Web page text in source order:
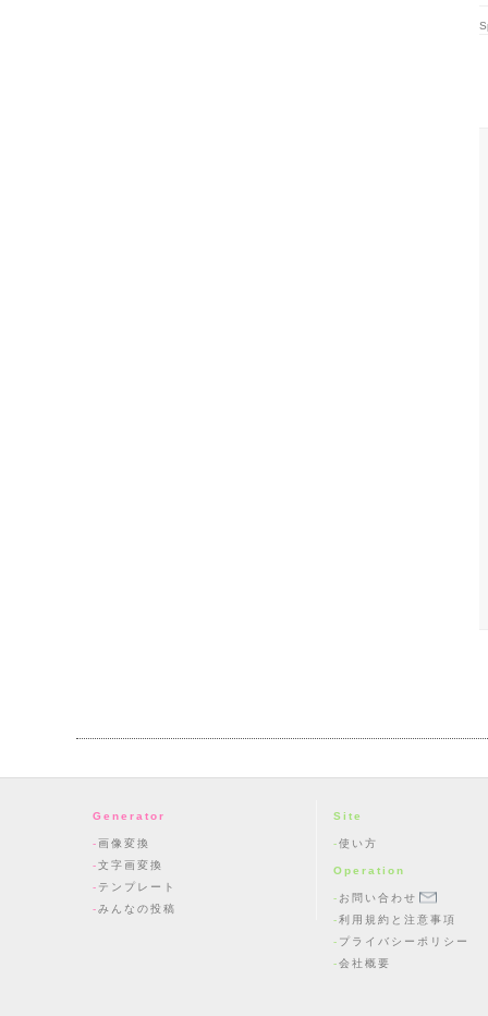
Generator
画像変換
文字画変換
テンプレート
みんなの投稿
Site
使い方
Operation
お問い合わせ
利用規約と注意事項
プライバシーポリシー
会社概要